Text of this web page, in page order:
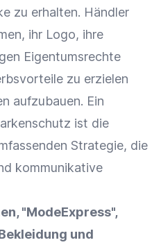
zu erhalten. Händler
ihr Logo, ihre
Eigentumsrechte
zu erzielen
aufzubauen. Ein
ist die
Strategie, die
kommunikative
"ModeExpress",
und